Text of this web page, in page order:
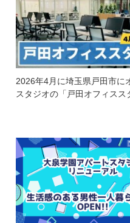
2026年4月に埼玉県戸田市に
スタジオの「戸田オフィスス